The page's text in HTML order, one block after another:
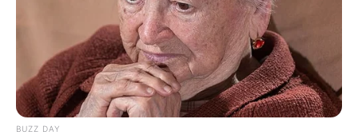
BUZZ DAY